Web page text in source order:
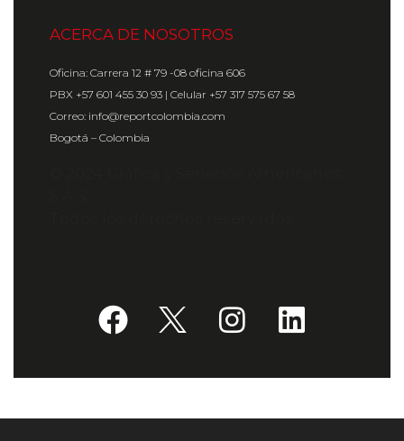
ACERCA DE NOSOTROS
Oficina: Carrera 12 # 79 -08 oficina 606
PBX +57 601 455 30 93 | Celular +57 317 575 67 58
Correo: info@reportcolombia.com
Bogotá – Colombia